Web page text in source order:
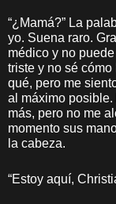
“¿Mamá?” La
yo. Suena raro.
médico y no
triste y no sé
qué, pero me
al máximo
más, pero no me
momento sus
la cabeza.
“Estoy aquí,